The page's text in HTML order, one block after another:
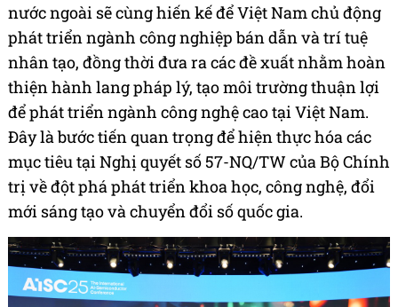
nước ngoài sẽ cùng hiến kế để Việt Nam chủ động
phát triển ngành công nghiệp bán dẫn và trí tuệ
nhân tạo, đồng thời đưa ra các đề xuất nhằm hoàn
thiện hành lang pháp lý, tạo môi trường thuận lợi
để phát triển ngành công nghệ cao tại Việt Nam.
Đây là bước tiến quan trọng để hiện thực hóa các
mục tiêu tại Nghị quyết số 57-NQ/TW của Bộ Chính
trị về đột phá phát triển khoa học, công nghệ, đổi
mới sáng tạo và chuyển đổi số quốc gia.